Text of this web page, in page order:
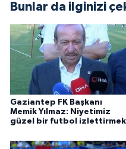
Bunlar da ilginizi
Gaziantep FK Başkanı
Memik Yılmaz: Niyetimiz
güzel bir futbol izlettirmek